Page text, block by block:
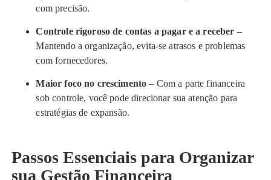
com precisão.
Controle rigoroso de contas a pagar e a receber –
Mantendo a organização, evita-se atrasos e problemas
com fornecedores.
Maior foco no crescimento – Com a parte financeira
sob controle, você pode direcionar sua atenção para
estratégias de expansão.
Passos Essenciais para Organizar
sua Gestão Financeira